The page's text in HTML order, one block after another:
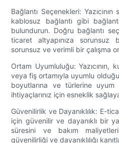
Bağlantı Seçenekleri:
kablosuz bağlantı gibi
bulundurun. Doğru bağlantı
ticaret altyapınıza
sorunsuz ve verimli bir çalışma
Ortam Uyumluluğu: Yazıcının,
veya fiş ortamıyla uyumlu
boyutlarına ve türlerine
ihtiyaçlarınız için esneklik
Güvenilirlik ve Dayanıklılık: E-
için güvenilir ve dayanıklı bir
süresini ve bakım
güvenilirliği ve dayanıklılığı